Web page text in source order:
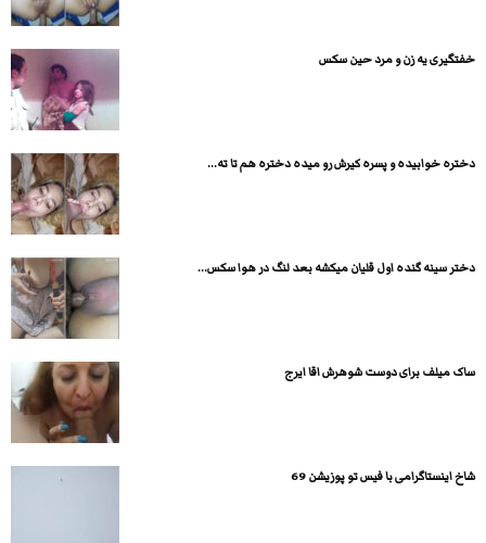
خفتگيری يه زن و مرد حين سكس
دختره خوابیده و پسره کیرش رو میده دختره هم تا ته...
دختر سینه گنده اول قلیان میکشه بعد لنگ در هوا سکس...
ساک میلف برای دوست شوهرش اقا ایرج
شاخ اینستاگرامی با فیس تو پوزیشن 69